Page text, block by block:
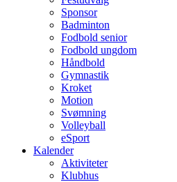
Sponsor
Badminton
Fodbold senior
Fodbold ungdom
Håndbold
Gymnastik
Kroket
Motion
Svømning
Volleyball
eSport
Kalender
Aktiviteter
Klubhus